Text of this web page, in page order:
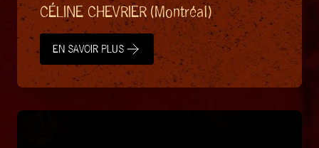
CÉLINE CHEVRIER (Montréal)
EN SAVOIR PLUS
EN SAVOIR PLUS